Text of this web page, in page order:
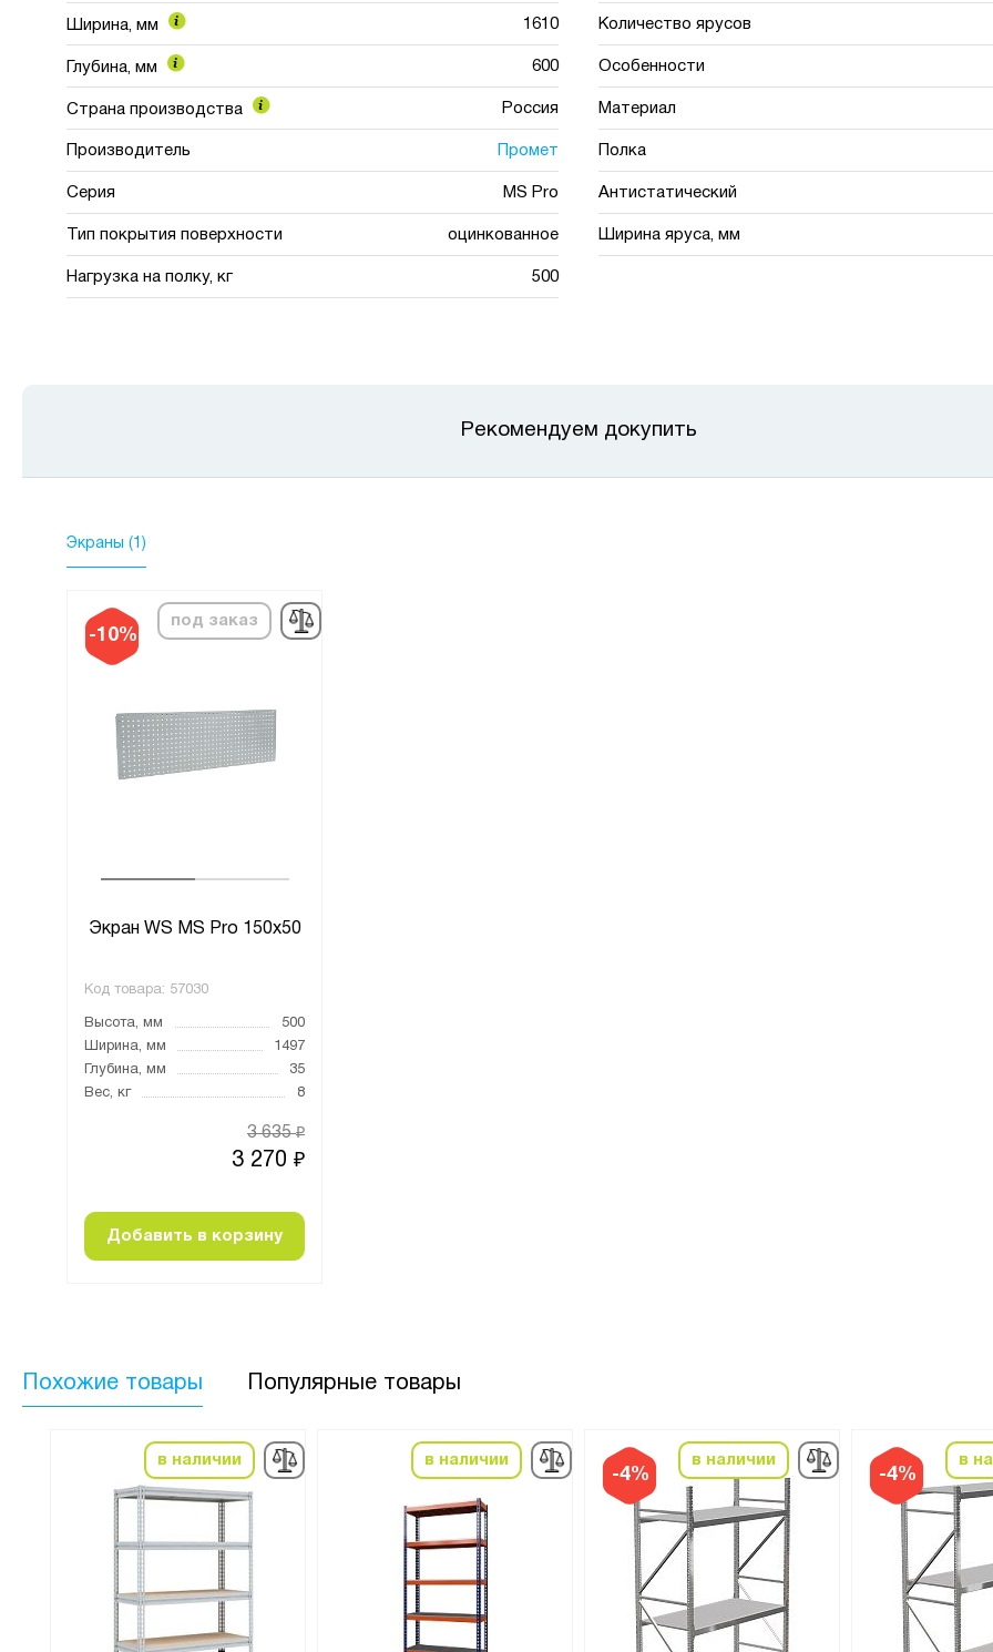
Ширина, мм 1610
Глубина, мм 600
Страна производства Россия
Производитель Промет
Серия MS Pro
Тип покрытия поверхности оцинкованное
Нагрузка на полку, кг 500
Количество ярусов
Особенности
Материал
Полка
Антистатический
Ширина яруса, мм
Рекомендуем докупить
Экраны (1)
-10%
под заказ
Экран WS MS Pro 150x50
Код товара: 57030
Высота, мм
500
Ширина, мм
1497
Глубина, мм
35
Вес, кг
8
3 270 ₽
3 635₽
Добавить в корзину
Похожие товары Популярные товары
в наличии в наличии
-4%
в наличии
-4%
в